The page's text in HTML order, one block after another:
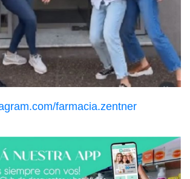
farmacia.zentner